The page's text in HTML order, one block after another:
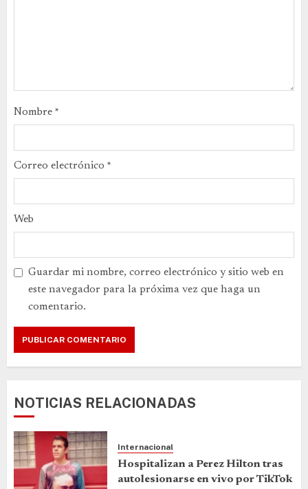
Nombre *
Correo electrónico *
Web
Guardar mi nombre, correo electrónico y sitio web en
este navegador para la próxima vez que haga un
comentario.
NOTICIAS RELACIONADAS
Internacional
Hospitalizan a Perez Hilton tras
autolesionarse en vivo por TikTok